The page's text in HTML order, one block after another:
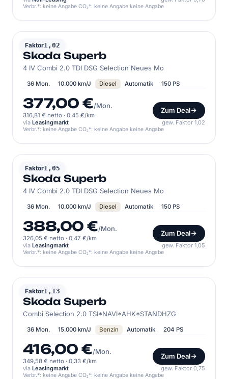
Verbr.*: keine Angabe CO₂*: keine Angabe keine Angabe
Faktor1,02
SKODA
Skoda Superb
4 IV Combi 2.0 TDI DSG Selection Neues Mo
36 Mon. 10.000 km/J Diesel Automatik 150 PS
377,00 €/Mon.
316,81 € netto · 0,45 €/km
Zum Deal
via Leasingmarkt gew. Faktor 1,02
Verbr.*: keine Angabe CO₂*: keine Angabe keine Angabe
Faktor1,05
SKODA
Skoda Superb
4 IV Combi 2.0 TDI DSG Selection Neues Mo
36 Mon. 10.000 km/J Diesel Automatik 150 PS
388,00 €/Mon.
326,05 € netto · 0,47 €/km
Zum Deal
via Leasingmarkt gew. Faktor 1,05
Verbr.*: keine Angabe CO₂*: keine Angabe keine Angabe
Faktor1,13
SKODA
Skoda Superb
Combi Selection 2.0 TSI*NAVI*AHK*STANDHZG
36 Mon. 15.000 km/J Benzin Automatik 204 PS
416,00 €/Mon.
349,58 € netto · 0,33 €/km
Zum Deal
via Leasingmarkt gew. Faktor 0,75
Verbr.*: keine Angabe CO₂*: keine Angabe keine Angabe